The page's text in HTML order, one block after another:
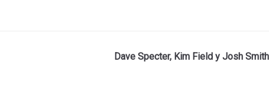
Dave Specter, Kim Field y Josh Smith